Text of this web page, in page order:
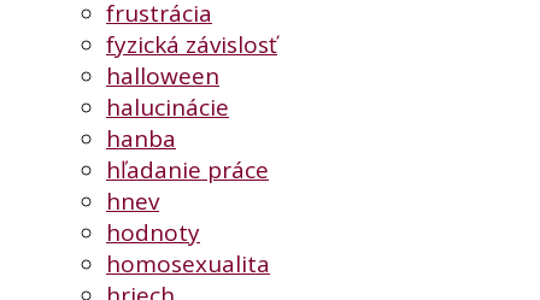
frustrácia
fyzická závislosť
halloween
halucinácie
hanba
hľadanie práce
hnev
hodnoty
homosexualita